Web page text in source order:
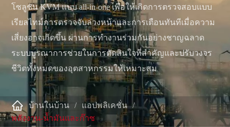
โซลูชัน KVM แบบ all-in-one เพื่อให้เกิดการตรวจสอบแบบ
เรียลไทม์การตรวจจับล่วงหน้าและการเตือนทันทีเมื่อความ
เสี่ยงอาจเกิดขึ้น ผ่านการทำงานร่วมกันอย่างชาญฉลาด
ระบบบูรณาการช่วยในการตัดสินใจที่สำคัญและปรับวงจร
ชีวิตทั้งหมดของอุตสาหกรรมให้เหมาะสม
 บ้านในบ้าน
แอปพลิเคชั่น
พลังงาน-น้ำมันและก๊าซ